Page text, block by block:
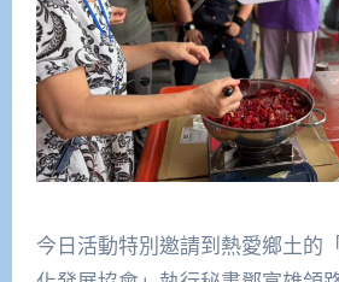
今日活動特別邀請到熱愛鄉土的